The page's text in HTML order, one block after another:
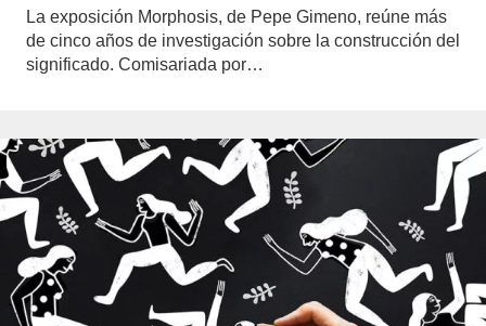
La exposición Morphosis, de Pepe Gimeno, reúne más
de cinco años de investigación sobre la construcción del
significado. Comisariada por…